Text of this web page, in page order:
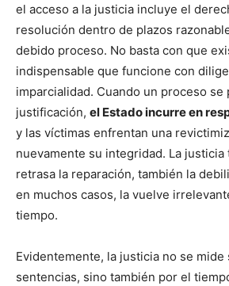
el acceso a la justicia incluye el
resolución dentro de plazos
debido proceso. No basta con que
indispensable que funcione con
imparcialidad. Cuando un proceso se
justificación, el Estado incurre en
y las víctimas enfrentan una
nuevamente su integridad. La justicia
retrasa la reparación, también la
en muchos casos, la vuelve
tiempo.
Evidentemente, la justicia no se mide
sentencias, sino también por el